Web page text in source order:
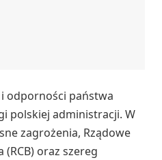
odporności państwa
polskiej administracji. W
zagrożenia, Rządowe
oraz szereg